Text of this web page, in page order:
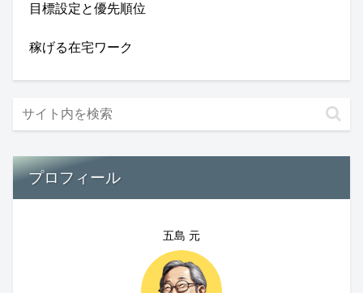
目標設定と優先順位
稼げる在宅ワーク
プロフィール
五島 元